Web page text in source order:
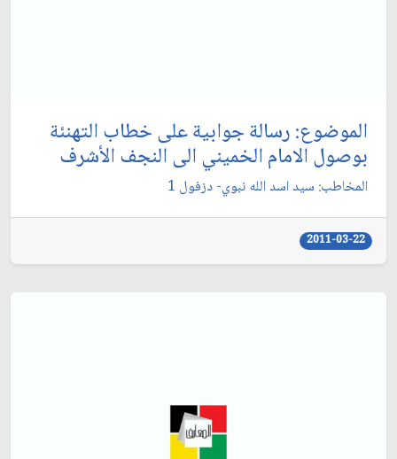
الموضوع: رسالة جوابية على خطاب التهنئة
بوصول الامام الخميني الى النجف الأشرف‏
المخاطب: سيد اسد الله نبوي- دزفول 1
2011-03-22